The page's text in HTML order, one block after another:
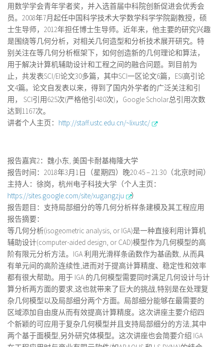
用数学学会青年学者奖，并入选首届中科院创新促进会优秀会
员。2008年7月起任中国科学技术大学数学科学学院副教授，硕
士生导师，2012年担任博士生导师。近年来，他主要的研究兴趣
是围绕等几何分析，对相关几何造型和分析技术展开研究。特
别关注在等几何分析框架下，如何创造新的几何理论和算法，
用于解决计算机辅助设计和工程之间的融合问题。到目前为
止，共发表SCI/EI论文30多篇，其中SCI一区论文6篇，ESI高引论
文4篇。论文自发表以来，得到了国内外学者的广泛关注和引
用， SCI引用625次(严格他引480次)，Google Scholar总引用次数
达到1167次。
讲者个人主页： http://staff.ustc.edu.cn/~lixustc/
报告嘉宾2：魏小东, 美国卡耐基梅隆大学
报告时间：2018年3月1日（星期四）晚20:45 – 21:30（北京时间）
主持人：徐岗，杭州电子科技大学（个人主页：
https://sites.google.com/site/xugangzju
）
报告题目：支持局部细分的等几何分析样条建模及其工程应用
报告摘要：
等几何分析(isogeometric analysis, or IGA)是一种直接利用计算机
辅助设计(computer-aided design, or CAD)模型作为几何模型的高
阶有限元分析方法。IGA 利用光滑样条函数作为基函数, 从而具
有单元间的高阶连续性,进而对于提高计算精度、稳定性和效率
都有很大帮助。用于 IGA 的几何模型需要同时满足几何设计与计
算分析两方面的要求,这也就带来了巨大的挑战,特别是在处理复
杂几何模型以及局部细分两个方面。局部细分能够在最需要的
区域添加自由度从而有效提高计算精度。这次讲座主要介绍四
个新颖的可应用于复杂几何模型并且支持局部细分的方法,其中
两个基于面模型,另外研究体模型。这次讲座也会简要介绍 IGA